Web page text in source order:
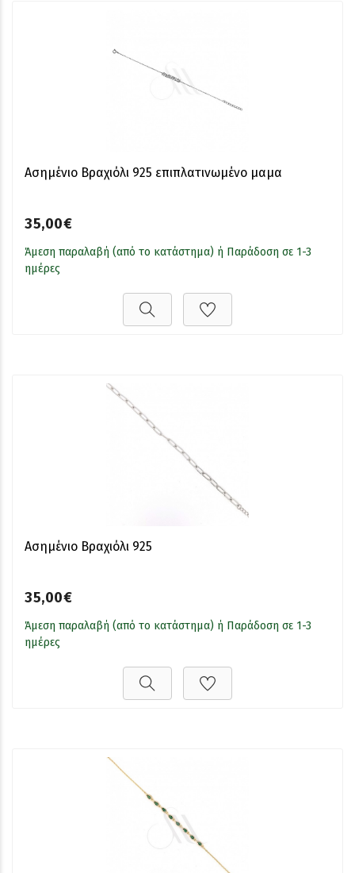
Ασημένιο Βραχιόλι 925 επιπλατινωμένο μαμα
35,00€
Άμεση παραλαβή (από το κατάστημα) ή Παράδοση σε 1-3
ημέρες
Ασημένιο Βραχιόλι 925
35,00€
Άμεση παραλαβή (από το κατάστημα) ή Παράδοση σε 1-3
ημέρες